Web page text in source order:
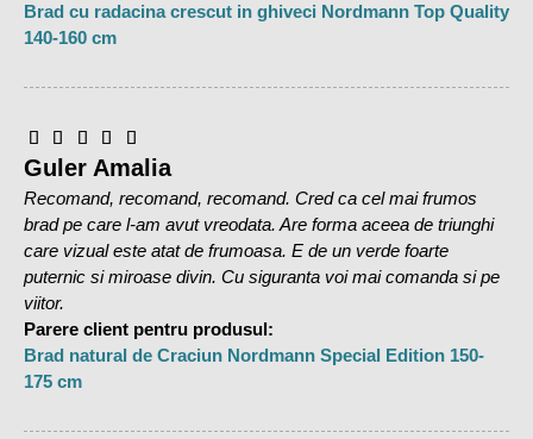
Conceptul nostru inteligent de Brad de Craciun
Am dedicat mult timp si energie pentru a oferi clientilor
nostri o experienta cat mai placuta si utila. Usurinta utilizarii,
calitatea materialului, design-ul si durabilitatea lui se
Brad cu radacina crescut in ghiveci Nordmann Top Quality
140-160 cm
Guler Amalia
Recomand, recomand, recomand. Cred ca cel mai frumos
brad pe care l-am avut vreodata. Are forma aceea de triunghi
care vizual este atat de frumoasa. E de un verde foarte
puternic si miroase divin. Cu siguranta voi mai comanda si pe
viitor.
Parere client pentru produsul:
Brad natural de Craciun Nordmann Special Edition 150-
175 cm